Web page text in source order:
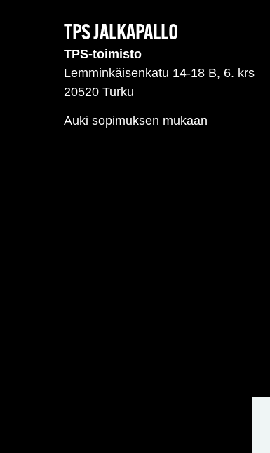
TPS JALKAPALLO
TPS-toimisto
Lemminkäisenkatu 14-18 B, 6. krs
20520 Turku
Auki sopimuksen mukaan